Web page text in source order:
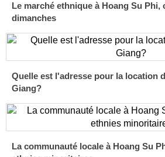
Le marché ethnique à Hoang Su Phi,
dimanches
Quelle est l'adresse pour la location
Giang?
La communauté locale à Hoang Su